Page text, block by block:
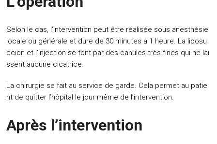
Selon le cas, l’intervention peut être réalisée sous anesthésie
locale ou générale et dure de 30 minutes à 1 heure. La liposu
ccion et l’injection se font par des canules très fines qui ne lai
ssent aucune cicatrice.
La chirurgie se fait au service de garde. Cela permet au patie
nt de quitter l’hôpital le jour même de l’intervention.
Après l’intervention